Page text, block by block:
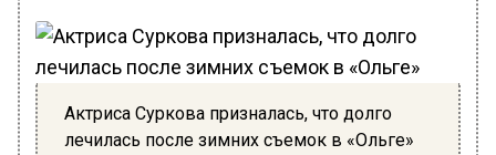
Актриса Суркова призналась, что долго
лечилась после зимних съемок в «Ольге»